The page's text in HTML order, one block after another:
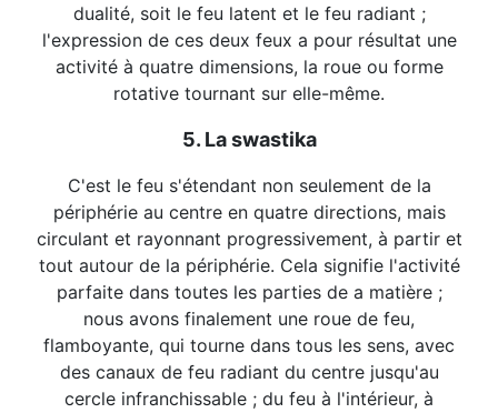
dualité, soit le feu latent et le feu radiant ;
l'expression de ces deux feux a pour résultat une
activité à quatre dimensions, la roue ou forme
rotative tournant sur elle-même.
5. La swastika
C'est le feu s'étendant non seulement de la
périphérie au centre en quatre directions, mais
circulant et rayonnant progressivement, à partir et
tout autour de la périphérie. Cela signifie l'activité
parfaite dans toutes les parties de a matière ;
nous avons finalement une roue de feu,
flamboyante, qui tourne dans tous les sens, avec
des canaux de feu radiant du centre jusqu'au
cercle infranchissable ; du feu à l'intérieur, à